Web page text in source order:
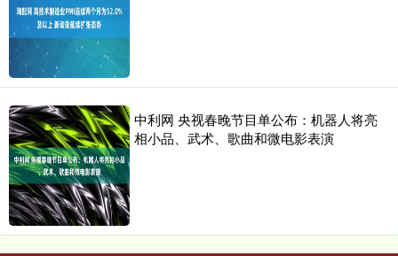
中利网 央视春晚节目单公布：机器人将亮
相小品、武术、歌曲和微电影表演